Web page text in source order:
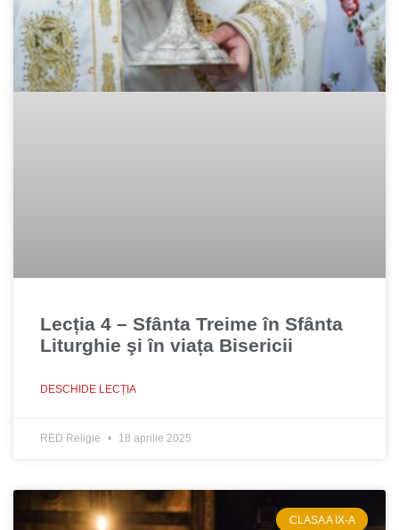
Lecția 4 – Sfânta Treime în Sfânta
Liturghie şi în viața Bisericii
DESCHIDE LECȚIA
RED Religie 18 aprilie 2025
CLASA A IX-A